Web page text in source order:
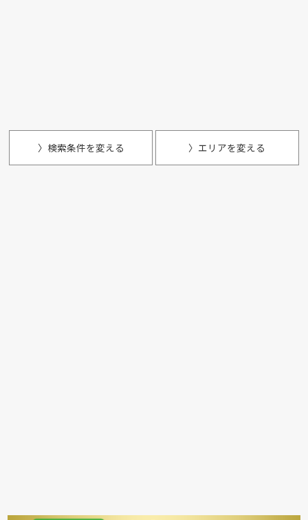
〉検索条件を変える 〉エリアを変える